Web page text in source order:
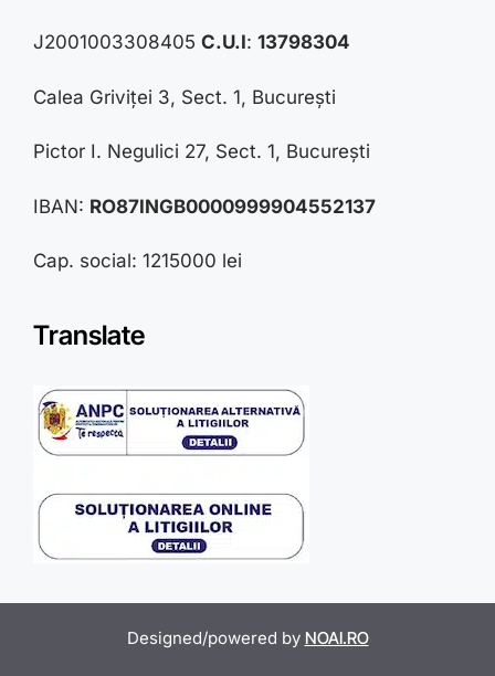
J2001003308405 C.U.I: 13798304
Calea Griviței 3, Sect. 1, București
Pictor I. Negulici 27, Sect. 1, București
IBAN: RO87INGB0000999904552137
Cap. social: 1215000 lei
Translate
Designed/powered by NOAI.RO